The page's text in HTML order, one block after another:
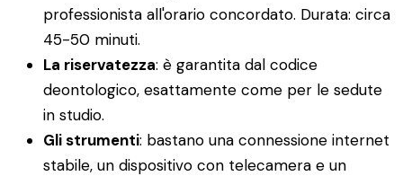
professionista all'orario concordato. Durata: circa
45-50 minuti.
La riservatezza: è garantita dal codice
deontologico, esattamente come per le sedute
in studio.
Gli strumenti: bastano una connessione internet
stabile, un dispositivo con telecamera e un